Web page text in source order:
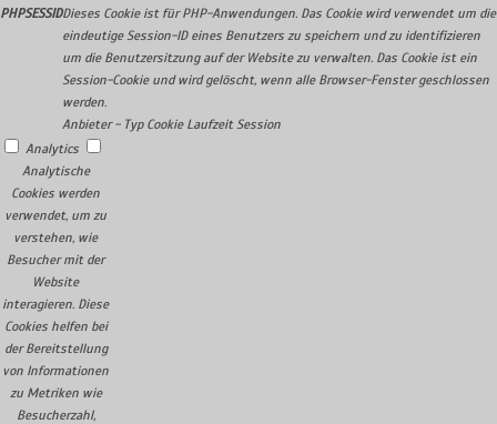
PHPSESSIDDieses Cookie ist für PHP-Anwendungen. Das Cookie wird verwendet um die
eindeutige Session-ID eines Benutzers zu speichern und zu identifizieren
um die Benutzersitzung auf der Website zu verwalten. Das Cookie ist ein
Session-Cookie und wird gelöscht, wenn alle Browser-Fenster geschlossen
werden.
Anbieter - Typ Cookie Laufzeit Session
Analytics
Analytische
Cookies werden
verwendet, um zu
verstehen, wie
Besucher mit der
Website
interagieren. Diese
Cookies helfen bei
der Bereitstellung
von Informationen
zu Metriken wie
Besucherzahl,